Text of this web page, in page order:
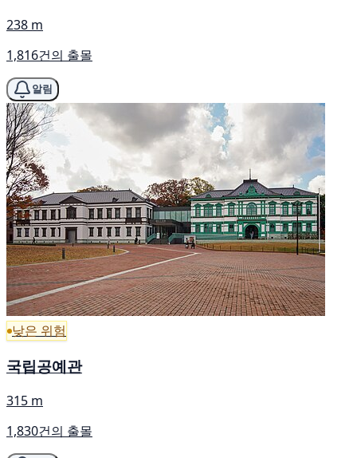
238 m
1,816건의 출몰
알림
낮은 위험
국립공예관
315 m
1,830건의 출몰